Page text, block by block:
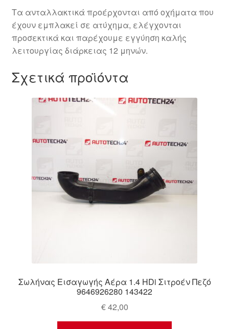
Τα ανταλλακτικά προέρχονται από οχήματα που
έχουν εμπλακεί σε ατύχημα, ελέγχονται
προσεκτικά και παρέχουμε εγγύηση καλής
λειτουργίας διάρκειας 12 μηνών.
Σχετικά προϊόντα
Σωλήνας Εισαγωγής Αέρα 1.4 HDi Σιτροέν Πεζό
9646926280 143422
€42,00